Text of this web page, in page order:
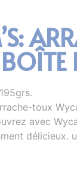
toux
avec
délicieux.